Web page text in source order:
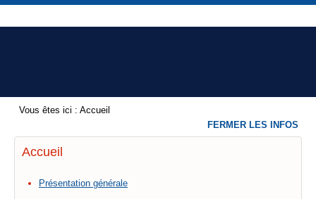
Vous êtes ici : Accueil
Accueil
Présentation générale
FERMER LES INFOS